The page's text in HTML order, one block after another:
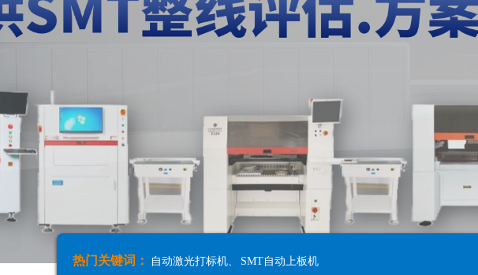
热门关键词： 自动激光打标机、 SMT自动上板机